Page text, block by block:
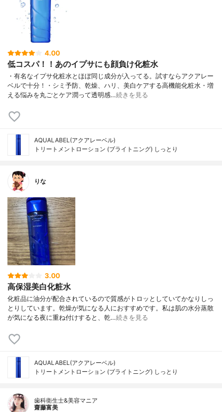
4.00
低コスパ！！あのイプサにも顔負け化粧水
・有名なイプサ化粧水とほぼ同じ成分が入ってる。試すならアクアレー
ベルで十分！・シミ予防、乾燥、ハリ、美白ケアする高機能化粧水・増
える悩みを丸ごとケア潤って透明感…続きを見る
AQUALABEL(アクアレーベル)
トリートメントローション (ブライトニング) しっとり
りな
3.00
高保湿美白化粧水
化粧品に油分が配合されているので質感がトロッとしていてかなりしっ
とりしています。乾燥が気になる人におすすめです。私は肌の水分蒸散
が気になる夜に重ね付けすると、乾…続きを見る
AQUALABEL(アクアレーベル)
トリートメントローション (ブライトニング) しっとり
歯科衛生士&美容マニア
齋藤富美